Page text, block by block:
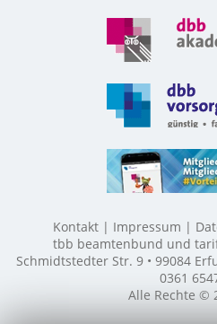
Kontakt Impressum
tbb beamtenbund und
Schmidtstedter Str. 9 • 99084
0361
Alle Rechte ©